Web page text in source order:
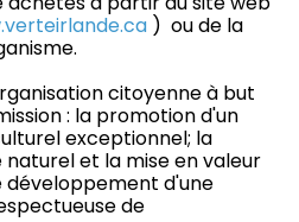
) ou de la
citoyenne à but
: la promotion d'un
exceptionnel; la
et la mise en valeur
développement d'une
de